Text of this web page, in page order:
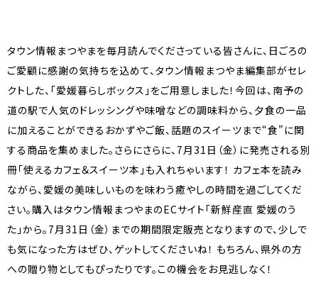
タウン情報まつやまを毎月読んでくださっている皆さんに、日ごろの
ご愛顧に感謝の気持ちを込めて、タウン情報まつやま編集部がセレ
クトした、「愛媛暮らしボックス」をご用意しました！今回は、南予の
道の駅で人気のドレッシングや味噌などの調味料から、夕食の一品
に加えることができるおかずやご飯、話題のスイーツまで“食”に関
する商品を集めました。さらにさらに、7月31日（金）に発売される別
冊「使えるカフェ＆スイーツ本」も入れちゃいます！ カフェ本を読み
ながら、愛媛の美味しいものを味わう癒やしの時間を過ごしてくだ
さい。購入はタウン情報まつやまのECサイト「新鮮産直 愛媛のう
た」から。7月31日（金）までの期間限定販売となりますので、少しで
も気になった方はぜひ、ゲットしてくださいね！ もちろん、県外の方
への贈り物としてもぴったりです。この機会をお見逃しなく！